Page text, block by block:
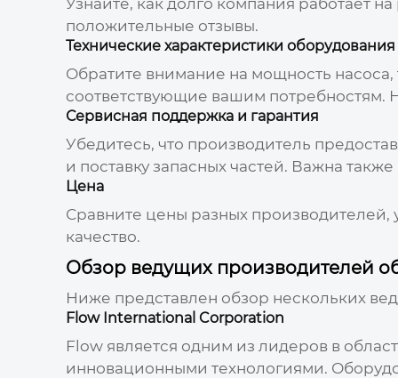
положительные отзывы.
Технические характеристики оборудования
Обратите внимание на мощность
соответствующие вашим потребностям.
Сервисная поддержка и гарантия
Убедитесь, что производитель
и поставку запасных частей. Важна
Цена
Сравните цены разных производителей,
качество.
Обзор ведущих производителей
Ниже представлен обзор нескольких
Flow International Corporation
Flow является одним из лидеров в
инновационными технологиями.